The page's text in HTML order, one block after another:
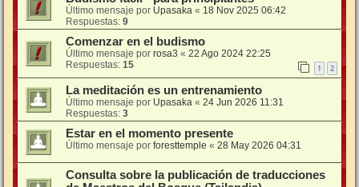
Último mensaje por Upasaka « 18 Nov 2025 06:42
Respuestas: 9
Comenzar en el budismo
Último mensaje por rosa3 « 22 Ago 2024 22:25
Respuestas: 15 1 2
La meditación es un entrenamiento
Último mensaje por Upasaka « 24 Jun 2026 11:31
Respuestas: 3
Estar en el momento presente
Último mensaje por foresttemple « 28 May 2026 04:31
Consulta sobre la publicación de traducciones